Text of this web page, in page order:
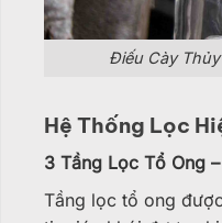
Điếu Cày
Hệ Thống Lọc
3 Tầng Lọc Tổ Ong
Tầng lọc tổ ong